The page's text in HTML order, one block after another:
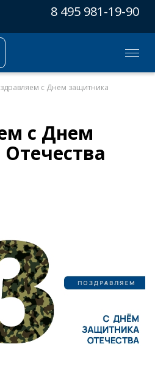
8 495 981-19-90
с Днем защитника
с Днем